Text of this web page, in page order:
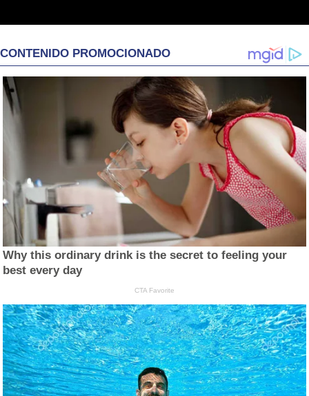
CONTENIDO PROMOCIONADO
Why this ordinary drink is the secret to feeling your
best every day
CTA Favorite